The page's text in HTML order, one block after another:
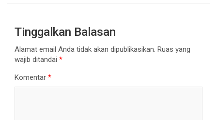
Tinggalkan Balasan
Alamat email Anda tidak akan dipublikasikan. Ruas yang
wajib ditandai *
Komentar *